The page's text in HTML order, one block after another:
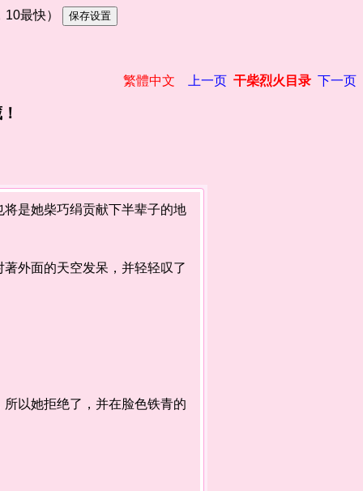
10最快）
繁體中文 上一页 干柴烈火目录 下一页
是她柴巧绢贡献下半辈子的地
外面的天空发呆，并轻轻叹了
以她拒绝了，并在脸色铁青的